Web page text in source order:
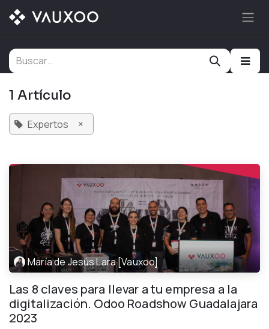
Ir al contenido
1 Artículo
Expertos ×
María de Jesús Lara [Vauxoo]
Las 8 claves para llevar a tu empresa a la
digitalización. Odoo Roadshow Guadalajara
2023